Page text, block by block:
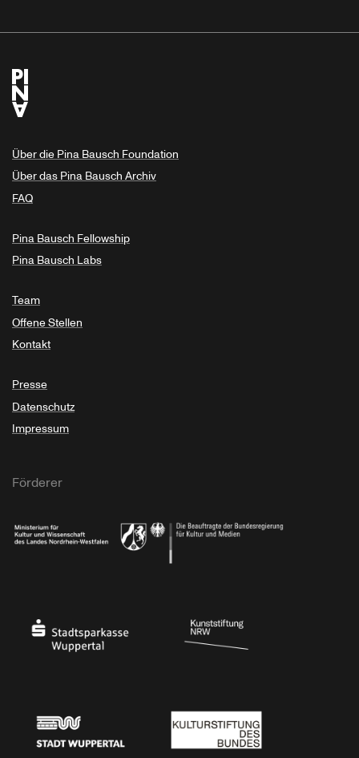
Über die Pina Bausch Foundation
Über das Pina Bausch Archiv
FAQ
Pina Bausch Fellowship
Pina Bausch Labs
Team
Offene Stellen
Kontakt
Presse
Datenschutz
Impressum
Förderer